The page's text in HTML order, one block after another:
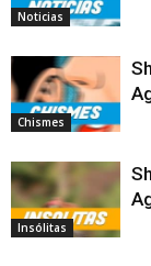
Noticias
Chismes
Insólitas